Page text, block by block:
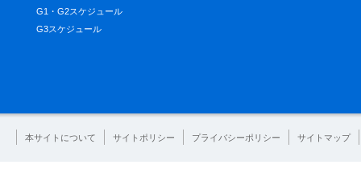
G1・G2スケジュール
G3スケジュール
本サイトについて サイトポリシー プライバシーポリシー サイトマップ